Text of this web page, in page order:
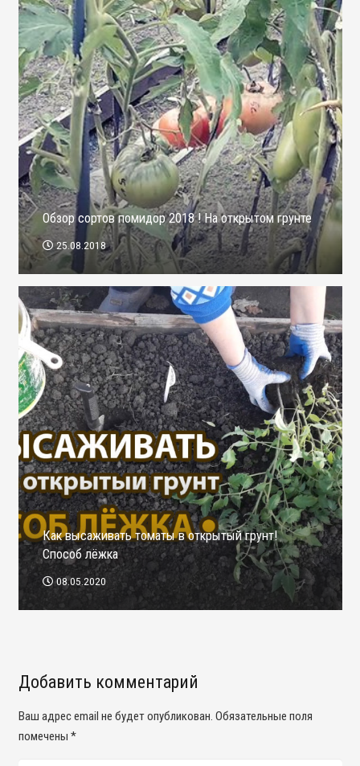
Обзор сортов помидор 2018 ! На открытом грунте
25.08.2018
Как высаживать томаты в открытый грунт!
Способ лёжка
08.05.2020
Добавить комментарий
Ваш адрес email не будет опубликован. Обязательные поля
помечены *